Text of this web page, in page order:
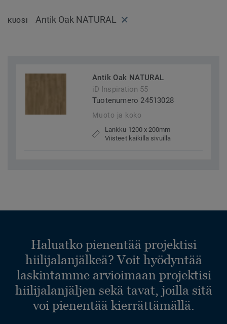
KUOSI Antik Oak NATURAL
Antik Oak NATURAL
iD Inspiration 55
Tuotenumero 24513028
Muoto ja koko
Lankku 1200 x 200mm
Viisteet kaikilla sivuilla
Haluatko pienentää projektisi
hiilijalanjälkeä? Voit hyödyntää
laskintamme arvioimaan projektisi
hiilijalanjäljen sekä tavat, joilla sitä
voi pienentää kierrättämällä.